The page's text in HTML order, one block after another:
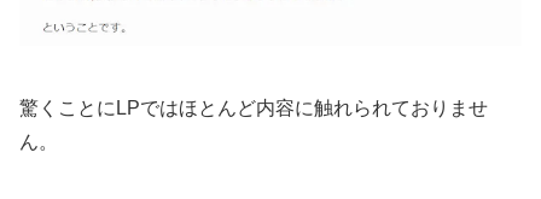
驚くことにLPではほとんど内容に触れられておりませ
ん。